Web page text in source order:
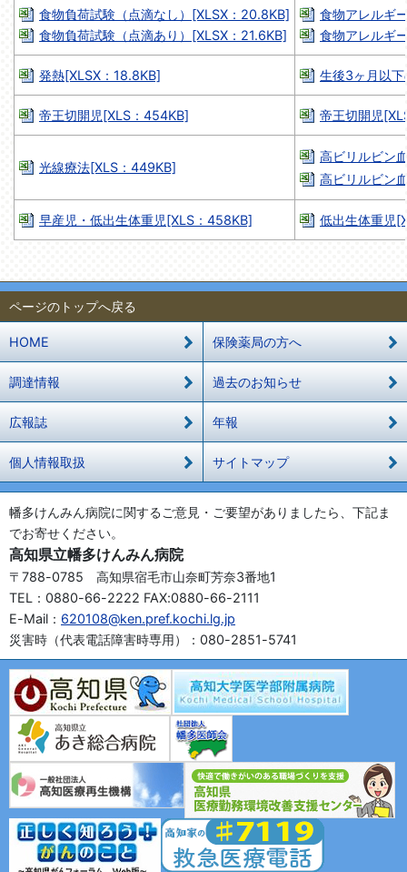
食物負荷試験（点滴なし）[XLSX：20.8KB]
食物負荷試験（点滴あり）[XLSX：21.6KB]
食物アレルギ
食物アレルギ
発熱[XLSX：18.8KB] 生後3ヶ月以
帝王切開児[XLS：454KB] 帝王切開児
光線療法[XLS：449KB]
高ビリルビン
高ビリルビン
早産児・低出生体重児[XLS：458KB] 低出生体重児
ページのトップへ戻る
HOME 保険薬局の方へ
調達情報 過去のお知らせ
広報誌 年報
個人情報取扱 サイトマップ
幡多けんみん病院に関するご意見・ご要望がありましたら、下記ま
でお寄せください。
高知県立幡多けんみん病院
〒788-0785 高知県宿毛市山奈町芳奈3番地1
TEL：0880-66-2222 FAX:0880-66-2111
E-Mail： 620108@ken.pref.kochi.lg.jp
災害時（代表電話障害時専用）：080-2851-5741